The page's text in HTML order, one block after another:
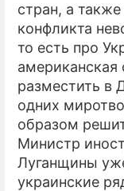
стран, а
конфликта
то есть про
американская
разместить в
одних
образом
Министр
Луганщины
украинские